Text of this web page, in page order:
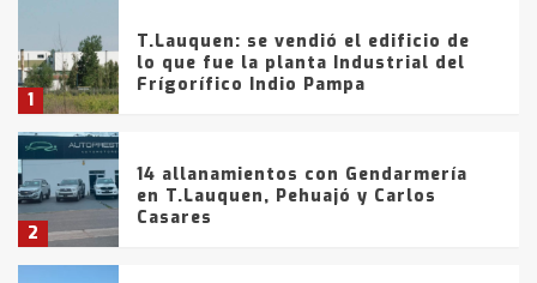
1
T.Lauquen: se vendió el edificio de
lo que fue la planta Industrial del
Frígorífico Indio Pampa
2
14 allanamientos con Gendarmería
en T.Lauquen, Pehuajó y Carlos
Casares